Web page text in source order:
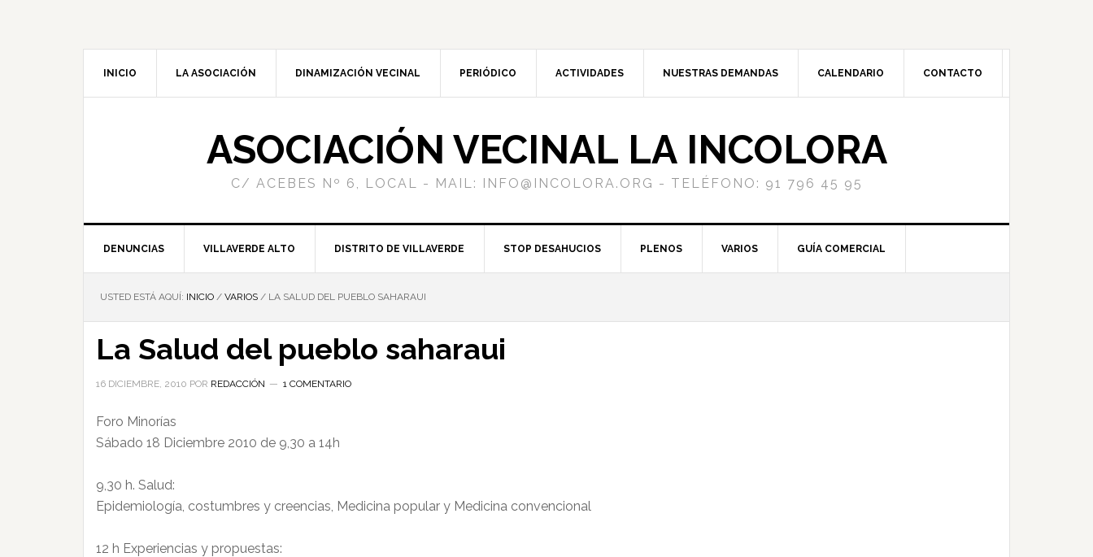
INICIO LA ASOCIACIÓN DINAMIZACIÓN VECINAL PERIÓDICO ACTIVIDADES NUESTRAS DEMANDAS CALENDARIO CONTACTO
ASOCIACIÓN VECINAL LA INCOLORA
C/ ACEBES Nº 6, LOCAL - MAIL: INFO@INCOLORA.ORG - TELÉFONO: 91 796 45 95
DENUNCIAS VILLAVERDE ALTO DISTRITO DE VILLAVERDE STOP DESAHUCIOS PLENOS VARIOS GUÍA COMERCIAL
USTED ESTÁ AQUÍ: INICIO / VARIOS / LA SALUD DEL PUEBLO SAHARAUI
La Salud del pueblo saharaui
16 DICIEMBRE, 2010 POR REDACCIÓN 1 COMENTARIO
Foro Minorías
Sábado 18 Diciembre 2010 de 9,30 a 14h
9,30 h. Salud:
Epidemiología, costumbres y creencias, Medicina popular y Medicina convencional
12 h Experiencias y propuestas: